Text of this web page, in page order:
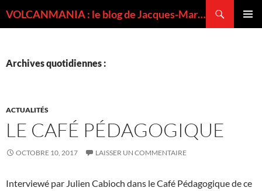
VOLCANMANIA : le blog de Jacques-Marie BARDINTZEFF, volcanologue
Archives quotidiennes :
ACTUALITÉS
LE CAFÉ PÉDAGOGIQUE
OCTOBRE 10, 2017 LAISSER UN COMMENTAIRE
Interviewé par Julien Cabioch dans le Café Pédagogique de ce